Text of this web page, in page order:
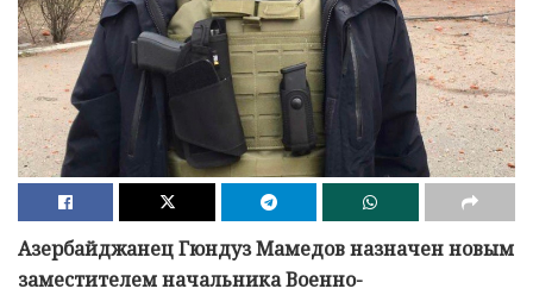
Азербайджанец Гюндуз Мамедов назначен новым
заместителем начальника Военно-